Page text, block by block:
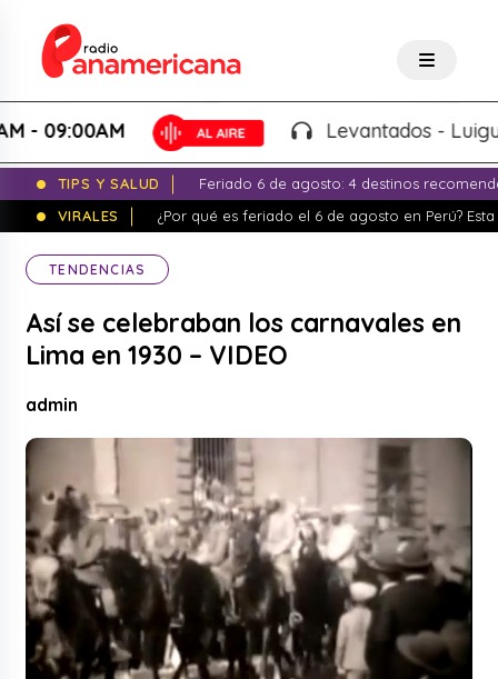
Levantados - Luigui
TIPS Y SALUD
Feriado 6 de agosto: 4 destinos
VIRALES
¿Por qué es feriado el 6 de agosto en Perú?
TENDENCIAS
Así se celebraban los carnavales en
Lima en 1930 – VIDEO
admin